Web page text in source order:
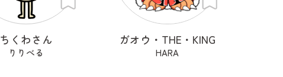
ちくわさん
りりべる
ガオウ・THE・KING
HARA